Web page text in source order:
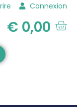
Connexion
€ 0,00